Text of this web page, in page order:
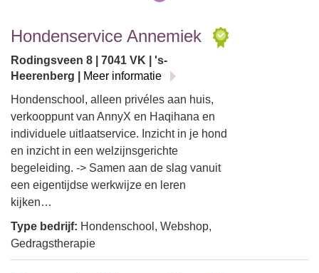
Hondenservice Annemiek
Rodingsveen 8 | 7041 VK | 's-
Heerenberg |
Meer informatie
Hondenschool, alleen privéles aan huis,
verkooppunt van AnnyX en Haqihana en
individuele uitlaatservice. Inzicht in je hond
en inzicht in een welzijnsgerichte
begeleiding. -> Samen aan de slag vanuit
een eigentijdse werkwijze en leren
kijken…
Type bedrijf: Hondenschool, Webshop,
Gedragstherapie